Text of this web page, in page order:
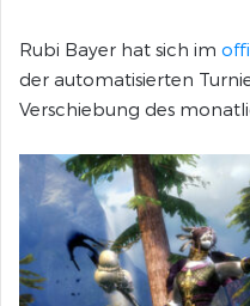
Rubi Bayer hat sich im
der automatisierten
Verschiebung des